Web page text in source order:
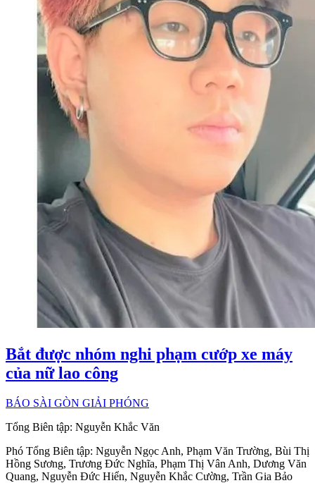
Bắt được nhóm nghi phạm cướp xe máy
của nữ lao công
BÁO SÀI GÒN GIẢI PHÓNG
Tổng Biên tập: Nguyễn Khắc Văn
Phó Tổng Biên tập: Nguyễn Ngọc Anh, Phạm Văn Trường, Bùi Thị
Hồng Sương, Trương Đức Nghĩa, Phạm Thị Vân Anh, Dương Văn
Quang, Nguyễn Đức Hiển, Nguyễn Khắc Cường, Trần Gia Bảo